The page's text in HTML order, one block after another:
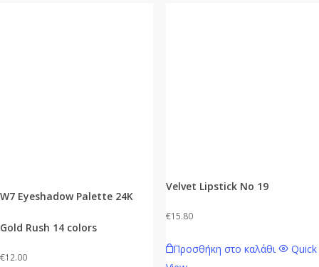
W7 Eyeshadow Palette 24K
Gold Rush 14 colors
€12.00
Velvet Lipstick No 19
€15.80
Προσθήκη στο καλάθι
Quick